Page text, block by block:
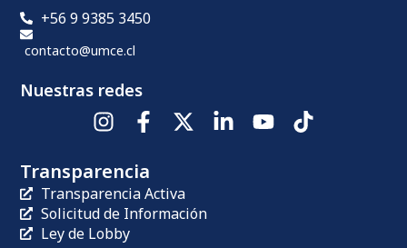
+56 9 9385 3450
contacto@umce.cl
Nuestras redes
Transparencia
Transparencia Activa
Solicitud de Información
Ley de Lobby